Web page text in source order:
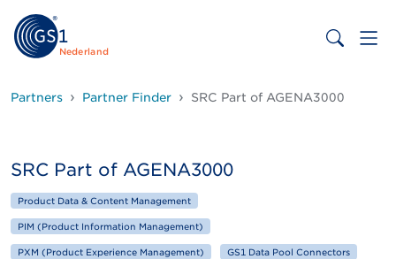
Nederland
Partners Partner Finder SRC Part of AGENA3000
SRC Part of AGENA3000
Product Data & Content Management
PIM (Product Information Management)
PXM (Product Experience Management) GS1 Data Pool Connectors